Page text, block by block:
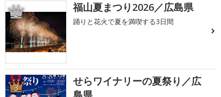
2 福山夏まつり2026／広島県
踊りと花火で夏を満喫する3日間
3
せらワイナリーの夏祭り／広